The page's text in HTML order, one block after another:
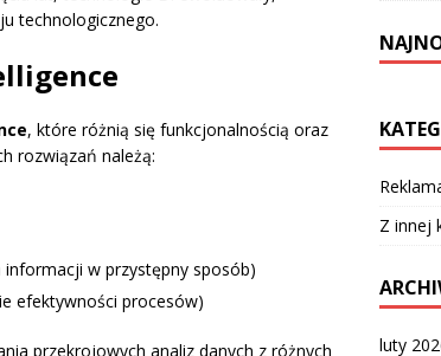
technologicznego.
, które różnią się funkcjonalnością oraz
rozwiązań należą:
w przystępny sposób)
efektywności procesów)
przekrojowych analiz danych z różnych
Z innej
luty